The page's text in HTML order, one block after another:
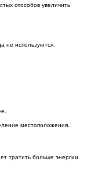
способов увеличить
не используются.
местоположения.
тратить больше энергии